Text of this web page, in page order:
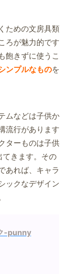
ための文房具類
ろが魅力的です
飽きずに使うこ
ンプルなものを
ムなどは子供か
流行があります
ターものは子供
きます。その
あれば、キャラ
ックなデザイン
-punny